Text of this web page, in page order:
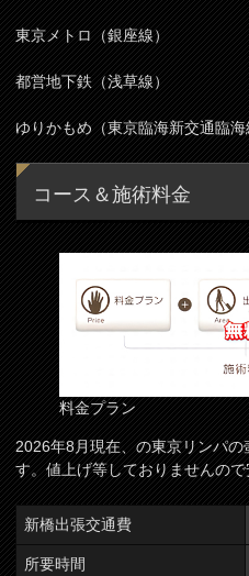
東京メトロ（銀座線）
都営地下鉄（浅草線）
ゆりかもめ（東京臨海新交通臨
コース＆施術料金
料金プラン
2026年8月現在、の東京リンパ
す。値上げ等しておりませんの
新橋出張交通費
所要時間